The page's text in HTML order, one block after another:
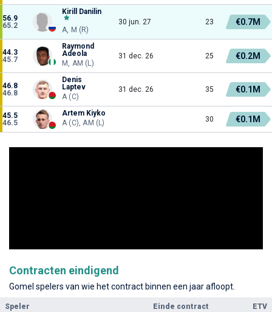
56.9
65.2
Kirill Danilin
A, M (R)
30 jun. 27 23 €0.7M
44.3
45.7
Raymond
Adeola
M, AM (L)
31 dec. 26 25 €0.2M
46.8
46.8
Denis
Laptev
A (C)
31 dec. 26 35 €0.1M
45.5
46.5
Artem Kiyko
A (C), AM (L)
30 €0.1M
Contracten eindigend
Gomel spelers van wie het contract binnen een jaar afloopt.
Speler Einde contract
ETV